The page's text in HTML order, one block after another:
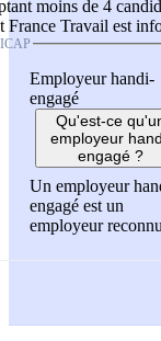
moins de 4
France Travail est
Employeur handi-
engagé
Qu'est-ce
employeur
engagé ?
Un employeur
engagé est un
employeur